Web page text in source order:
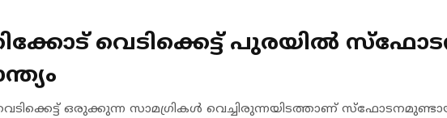
വെടിക്കെട്ട് പുരയില്‍
വെടിക്കെട്ട് ഒരുക്കുന്ന സാമഗ്രികള്‍ വെച്ചിരുന്നയിടത്താണ്